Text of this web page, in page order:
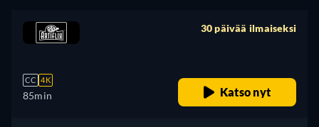
CC 4K
85min
30 päivää ilmaiseksi
Katso nyt